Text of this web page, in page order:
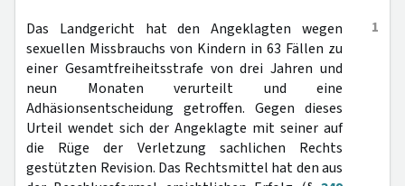
1
Das Landgericht hat den Angeklagten wegen
sexuellen Missbrauchs von Kindern in 63 Fällen zu
einer Gesamtfreiheitsstrafe von drei Jahren und
neun Monaten verurteilt und eine
Adhäsionsentscheidung getroffen. Gegen dieses
Urteil wendet sich der Angeklagte mit seiner auf
die Rüge der Verletzung sachlichen Rechts
gestützten Revision. Das Rechtsmittel hat den aus